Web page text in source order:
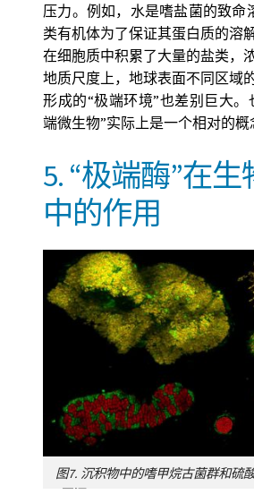
压力。例如，水是嗜盐菌的致命
类有机体为了保证其蛋白质的溶
在细胞质中积累了大量的盐类，
地质尺度上，地球表面不同区域
形成的“极端环境”也差别巨大。
端微生物”实际上是一个相对的概
5. “极端酶”在
中的作用
图7. 沉积物中的嗜甲烷古菌群和硫
[图源：© Ifremer]